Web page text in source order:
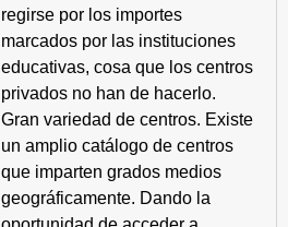
regirse por los importes
marcados por las instituciones
educativas, cosa que los centros
privados no han de hacerlo.
Gran variedad de centros. Existe
un amplio catálogo de centros
que imparten grados medios
geográficamente. Dando la